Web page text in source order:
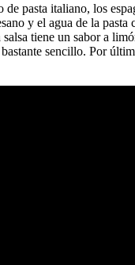
pasta italiano, los
y el agua de la
tiene un sabor a
sencillo. Por